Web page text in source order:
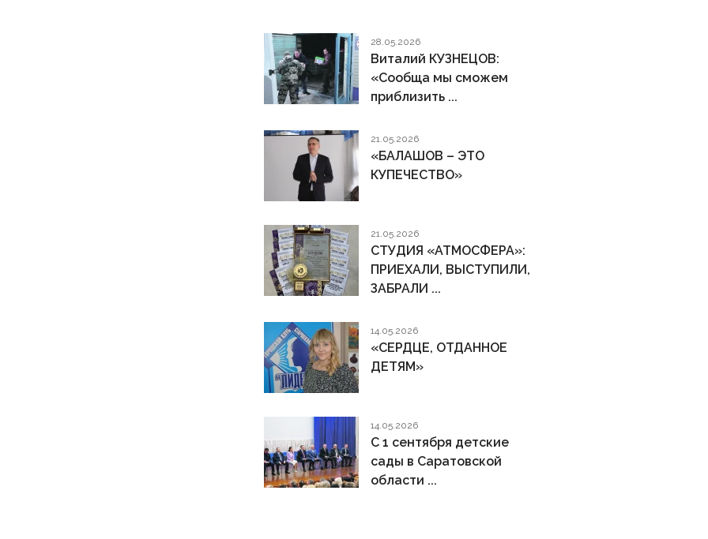
28.05.2026
Виталий КУЗНЕЦОВ:
«Сообща мы сможем
приблизить ...
21.05.2026
«БАЛАШОВ – ЭТО
КУПЕЧЕСТВО»
21.05.2026
СТУДИЯ «АТМОСФЕРА»:
ПРИЕХАЛИ, ВЫСТУПИЛИ,
ЗАБРАЛИ ...
14.05.2026
«СЕРДЦЕ, ОТДАННОЕ
ДЕТЯМ»
14.05.2026
С 1 сентября детские
сады в Саратовской
области ...